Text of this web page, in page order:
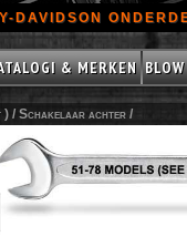
DAVIDSON
& MERKEN
) / Schakelaar achter /